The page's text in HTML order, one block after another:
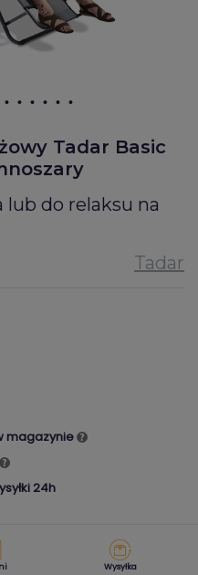
Tadar Basic
lub do relaksu na
magazynie
24h
Wysyłka